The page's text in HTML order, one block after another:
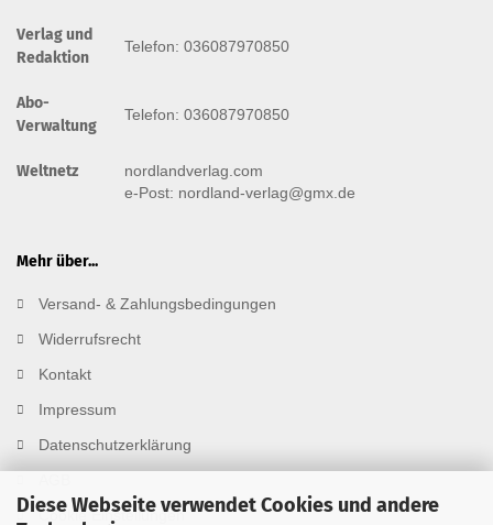
Diese Webseite verwendet Cookies und andere
Verlag und
Redaktion
Telefon: 036087970850
Abo-
Verwaltung
Telefon: 036087970850
Weltnetz
nordlandverlag.com
e-Post: nordland-verlag@gmx.de
Mehr über...
Versand- & Zahlungsbedingungen
Widerrufsrecht
Kontakt
Impressum
Datenschutzerklärung
Cookie Einstellungen